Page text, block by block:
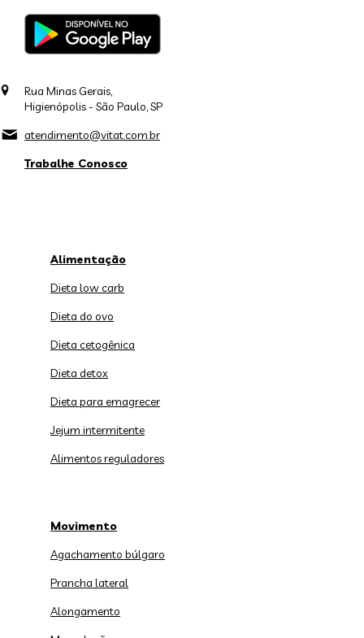
Rua Minas Gerais,
Higienópolis - São Paulo, SP
atendimento@vitat.com.br
Trabalhe Conosco
Alimentação
Dieta low carb
Dieta do ovo
Dieta cetogênica
Dieta detox
Dieta para emagrecer
Jejum intermitente
Alimentos reguladores
Movimento
Agachamento búlgaro
Prancha lateral
Alongamento